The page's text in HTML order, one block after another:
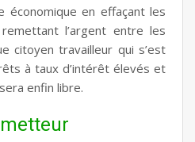
économique en effaçant les
l’argent entre les
citoyen travailleur qui s’est
à taux d’intérêt élevés et
enfin libre.